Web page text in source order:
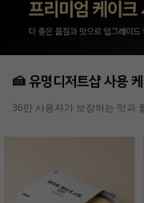
🍰 유명디저트샵 사용
36만 사용자가 보장하는 맛과